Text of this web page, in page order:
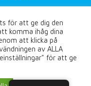
för att ge dig den
komma ihåg dina
att klicka på
av ALLA
för att ge